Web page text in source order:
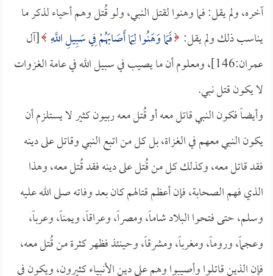
آخره، ولم يقل: فما وهنوا لقتل النبي، ولو قُتل وهم أحياء لذكر ما
يناسب ذلك ولم يقل: فَمَا وَهَنُوا لِمَا أَصَابَهُمْ فِي سَبِيلِ اللَّهِ [آل
عمران:146]، ومعلوم أن ما يصيب في سبيل الله في عامة الغزوات
لا يكون قتل نبي.
وأيضاً فكون النبي قاتل معه أو قُتل معه ربيون كثير لا يستلزم أن
يكون النبي معهم في الغزاة، بل كل من اتبع النبي وقاتل على دينه
فقد قاتل معه، وكذلك كل من قُتل على دينه فقد قُتل معه، وهذا
الذي فهم الصحابة، فإن أعظم قتالهم كان بعد وفاته صلى الله عليه
وسلم، حتى فتحوا البلاد شاماً، ومصراً، وعراقاً، ويمناً، وعرباً،
وعجماً، وروماً، ومغرباً، ومشرقاً، وحينئذ فظهر كثرة من قُتل معه،
فإن الذين قاتلوا وأصيبوا وهم على دين الأنبياء كثيرون، ويكون في